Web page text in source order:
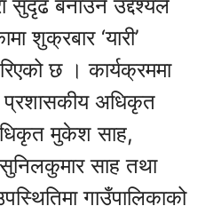
सुदृढ बनाउने उद्देश्यले
शुक्रबार ‘यारी’
छ । कार्यक्रममा
प्रशासकीय अधिकृत
मुकेश साह,
साह तथा
गाउँपालिकाको